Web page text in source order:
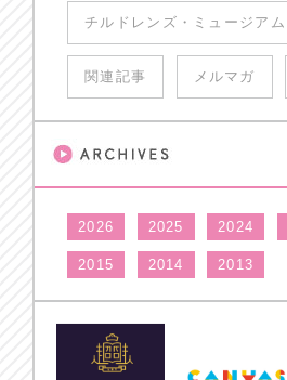
チルドレンズ・ミュージアム
関連記事 メルマガ
2026 2025 2024
2015 2014 2013